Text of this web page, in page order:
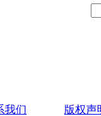
我们 版权声